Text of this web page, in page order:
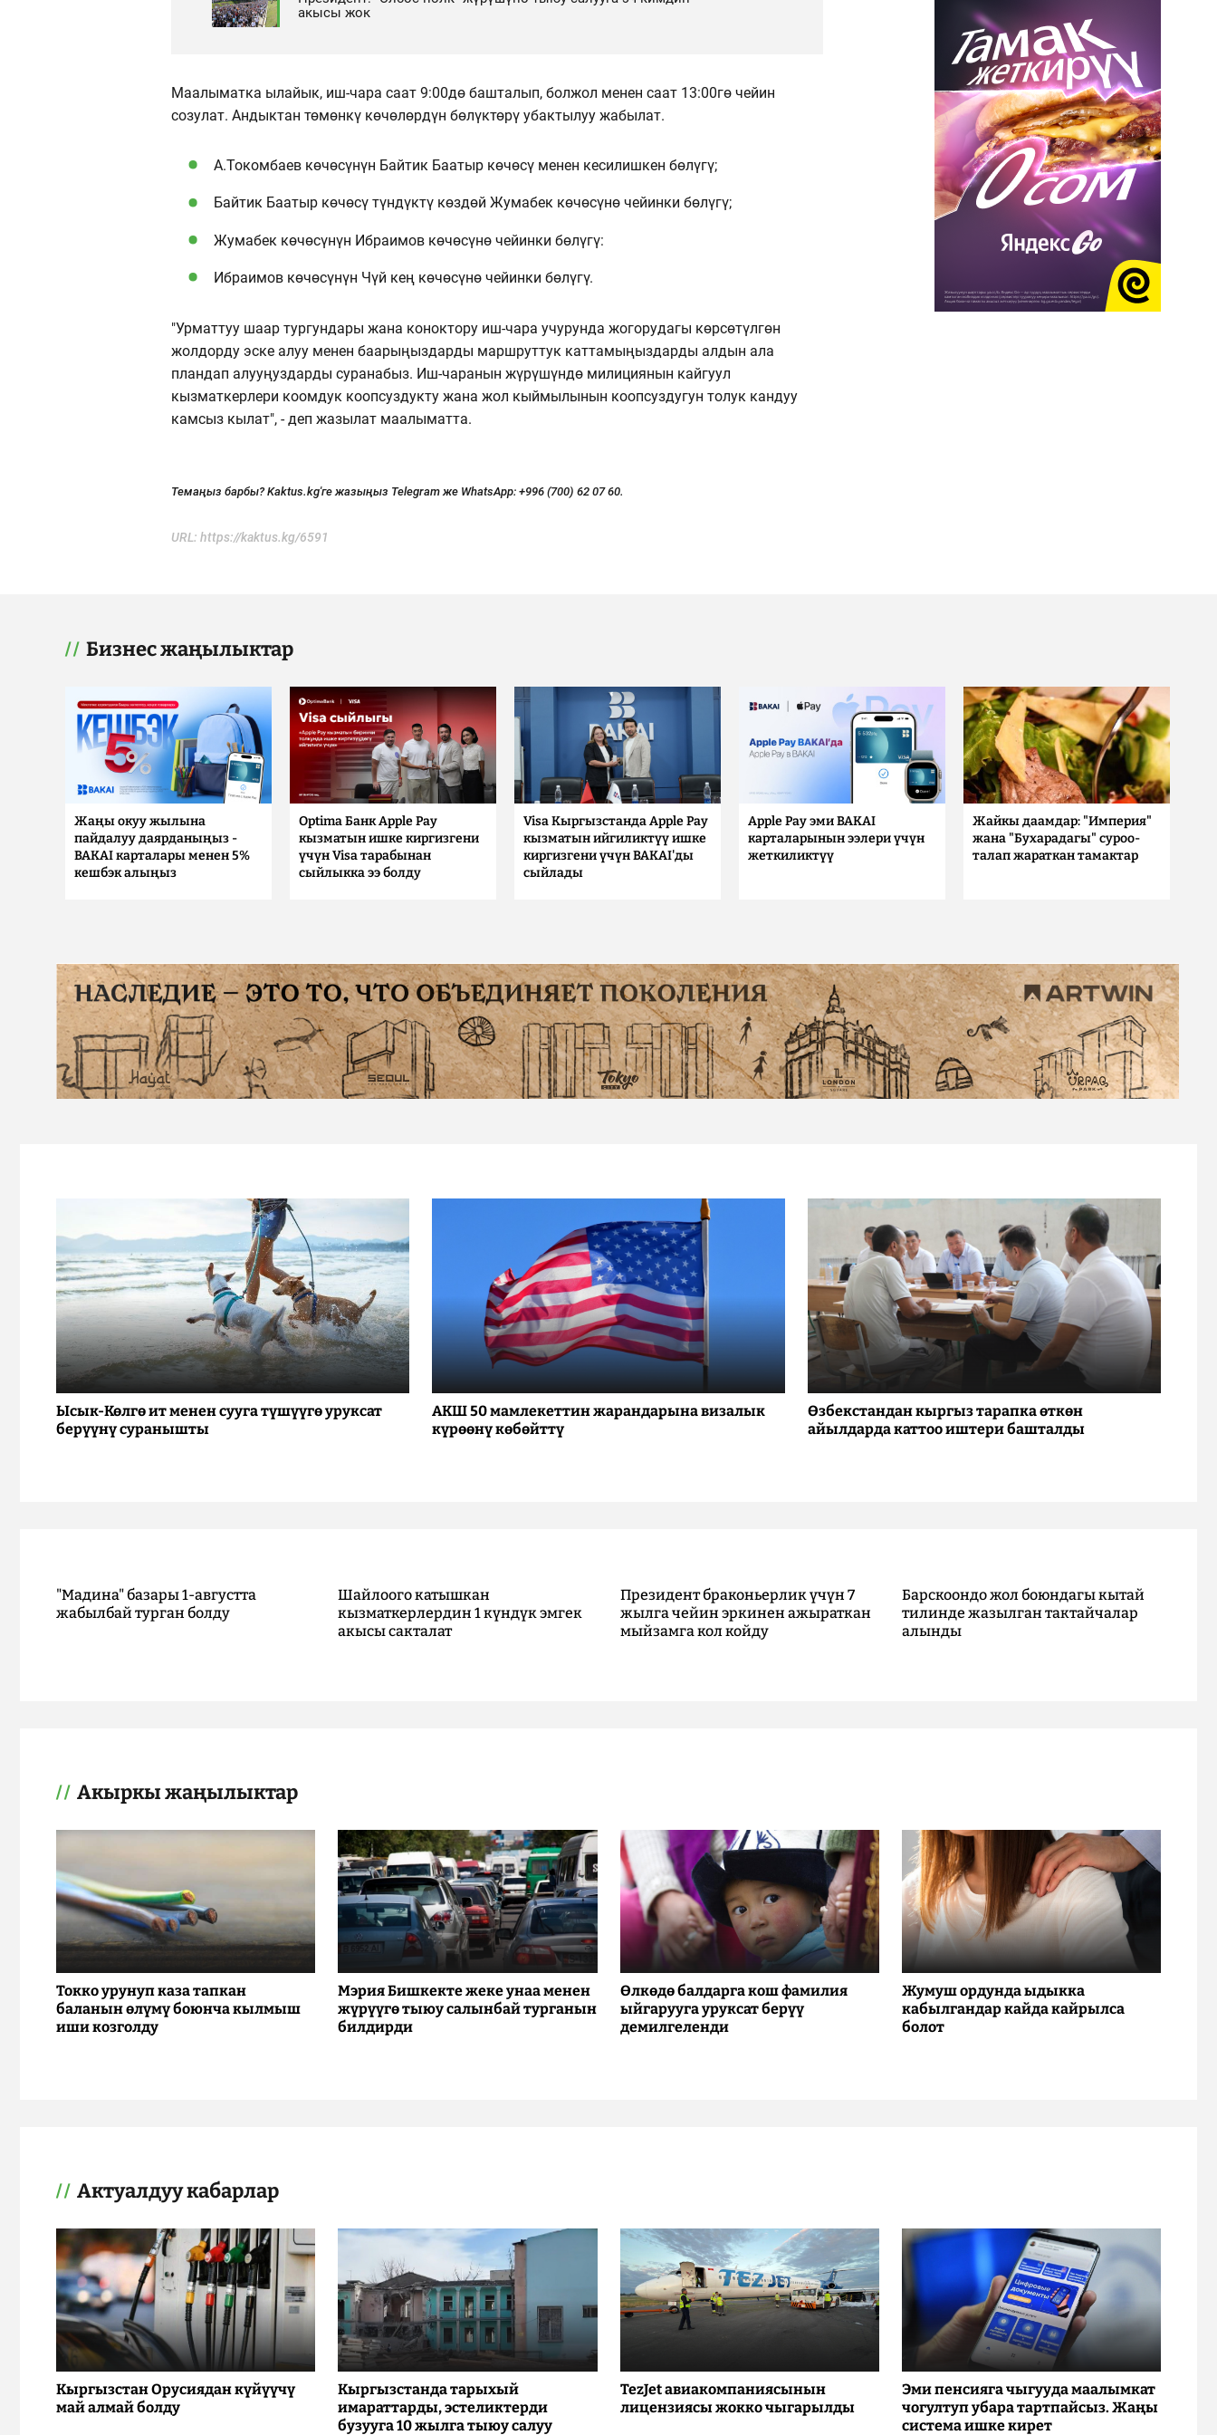
акысы жок
Маалыматка ылайык, иш-чара саат 9:00дө башталып, болжол менен саат 13:00гө чейин
созулат. Андыктан төмөнкү көчөлөрдүн бөлүктөрү убактылуу жабылат.
А.Токомбаев көчөсүнүн Байтик Баатыр көчөсү менен кесилишкен бөлүгү;
Байтик Баатыр көчөсү түндүктү көздөй Жумабек көчөсүнө чейинки бөлүгү;
Жумабек көчөсүнүн Ибраимов көчөсүнө чейинки бөлүгү:
Ибраимов көчөсүнүн Чүй кең көчөсүнө чейинки бөлүгү.
"Урматтуу шаар тургундары жана коноктору иш-чара учурунда жогорудагы көрсөтүлгөн
жолдорду эске алуу менен баарыңыздарды маршруттук каттамыңыздарды алдын ала
пландап алууңуздарды суранабыз. Иш-чаранын жүрүшүндө милициянын кайгуул
кызматкерлери коомдук коопсуздукту жана жол кыймылынын коопсуздугун толук кандуу
камсыз кылат", - деп жазылат маалыматта.
Темаңыз барбы? Kaktus.kg'ге жазыңыз Telegram же WhatsApp: +996 (700) 62 07 60.
URL: https://kaktus.kg/6591
Бизнес жаңылыктар
Жаңы окуу жылына
пайдалуу даярданыңыз -
BAKAI карталары менен 5%
кешбэк алыңыз
Optima Банк Apple Pay
кызматын ишке киргизгени
үчүн Visa тарабынан
сыйлыкка ээ болду
Visa Кыргызстанда Apple Pay
кызматын ийгиликтүү ишке
киргизгени үчүн BAKAI'ды
сыйлады
Apple Pay эми BAKAI
карталарынын ээлери үчүн
жеткиликтүү
Жайкы даамдар: "Империя"
жана "Бухарадагы" суроо-
талап жараткан тамактар
Ысык-Көлгө ит менен сууга түшүүгө уруксат
берүүнү суранышты
АКШ 50 мамлекеттин жарандарына визалык
күрөөнү көбөйттү
Өзбекстандан кыргыз тарапка өткөн
айылдарда каттоо иштери башталды
"Мадина" базары 1-августта
жабылбай турган болду
Шайлоого катышкан
кызматкерлердин 1 күндүк эмгек
акысы сакталат
Президент браконьерлик үчүн 7
жылга чейин эркинен ажыраткан
мыйзамга кол койду
Барскоондо жол боюндагы кытай
тилинде жазылган тактайчалар
алынды
Акыркы жаңылыктар
Токко урунуп каза тапкан
баланын өлүмү боюнча кылмыш
иши козголду
Мэрия Бишкекте жеке унаа менен
жүрүүгө тыюу салынбай турганын
билдирди
Өлкөдө балдарга кош фамилия
ыйгарууга уруксат берүү
демилгеленди
Жумуш ордунда ыдыкка
кабылгандар кайда кайрылса
болот
Актуалдуу кабарлар
Кыргызстан Орусиядан күйүүчү
май алмай болду
Кыргызстанда тарыхый
имараттарды, эстеликтерди
бузууга 10 жылга тыюу салуу
TezJet авиакомпаниясынын
лицензиясы жокко чыгарылды
Эми пенсияга чыгууда маалымкат
чогултуп убара тартпайсыз. Жаңы
система ишке кирет